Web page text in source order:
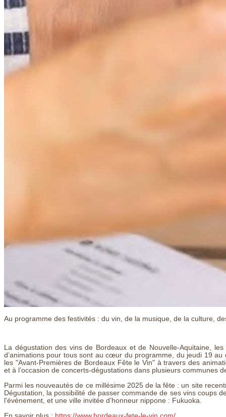
Au programme des festivités : du vin, de la musique, de la culture,
La dégustation des vins de Bordeaux et de Nouvelle-Aquitaine,
d’animations pour tous sont au cœur du programme, du jeudi 19
les "Avant-Premières de Bordeaux Fête le Vin" à travers des
et à l’occasion de concerts-dégustations dans plusieurs communes
Parmi les nouveautés de ce millésime 2025 de la fête : un site
Dégustation, la possibilité de passer commande de ses vins coups
l'événement, et une ville invitée d’honneur nippone : Fukuoka.